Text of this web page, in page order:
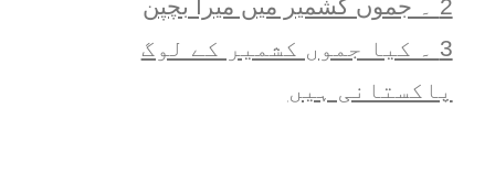
2 ۔ جموں کشمیر میں میرا بچپن
3 ۔ کیا جموں کشمیر کے لوگ
پاکستانی ہیں